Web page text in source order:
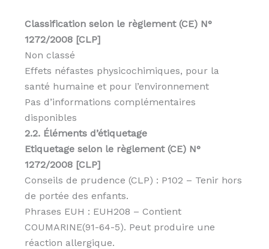
Classification selon le règlement (CE) N°
1272/2008 [CLP]
Non classé
Effets néfastes physicochimiques, pour la
santé humaine et pour l’environnement
Pas d’informations complémentaires
disponibles
2.2. Éléments d’étiquetage
Etiquetage selon le règlement (CE) N°
1272/2008 [CLP]
Conseils de prudence (CLP) : P102 – Tenir hors
de portée des enfants.
Phrases EUH : EUH208 – Contient
COUMARINE(91-64-5). Peut produire une
réaction allergique.